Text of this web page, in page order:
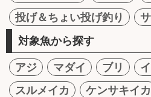
投げ＆ちょい投げ釣り
対象魚から探す
アジ マダイ ブリ
スルメイカ
ケンサキイカ